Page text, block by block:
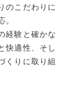
のこだわりに
経験と確かな
快適性、そし
くりに取り組